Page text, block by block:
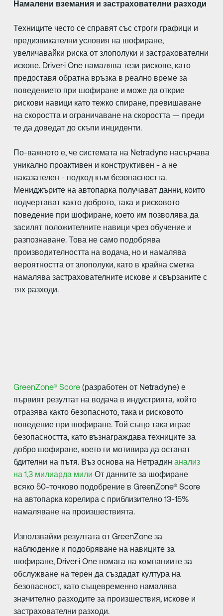
Намалени вземания и застрахователни разходи
Техниците често се справят със строги графици и
предизвикателни условия на шофиране,
увеличавайки риска от злополуки и застрахователни
искове. Driver·i One намалява тези рискове, като
предоставя обратна връзка в реално време за
поведението при шофиране и може да открие
рискови навици като тежко спиране, превишаване
на скоростта и ограничаване на скоростта — преди
те да доведат до скъпи инциденти.
По-важното е, че системата на Netradyne насърчава
уникално проактивен и конструктивен - а не
наказателен - подход към безопасността.
Мениджърите на автопарка получават данни, които
подчертават както доброто, така и рисковото
поведение при шофиране, което им позволява да
засилят положителните навици чрез обучение и
разпознаване. Това не само подобрява
производителността на водача, но и намалява
вероятността от злополуки, като в крайна сметка
намалява застрахователните искове и свързаните с
тях разходи.
GreenZone® Score(разработен от Netradyne) е
първият резултат на водача в индустрията, който
отразява както безопасното, така и рисковото
поведение при шофиране. Той също така играе
безопасността, като възнаграждава техниците за
добро шофиране, което ги мотивира да останат
бдителни на пътя. Въз основа на Нетрадин анализ
на 1,3 милиарда мили От данните за шофиране
всяко 50-точково подобрение в GreenZone® Score
на автопарка корелира с приблизително 13-15%
намаляване на произшествията.
Използвайки резултата от GreenZone за
наблюдение и подобряване на навиците за
шофиране, Driver·i One помага на компаниите за
обслужване на терен да създадат култура на
безопасност, като същевременно намалява
значително разходите за произшествия, искове и
застрахователни разходи.